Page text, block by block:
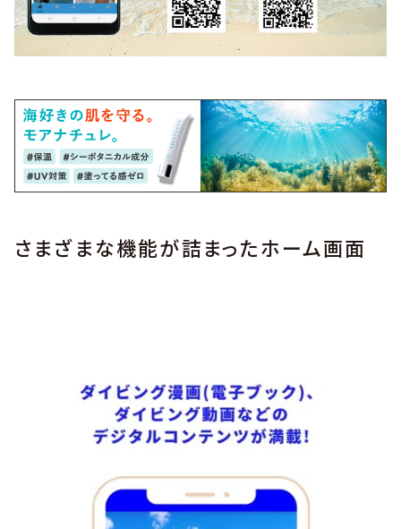
さまざまな機能が詰まったホーム画面